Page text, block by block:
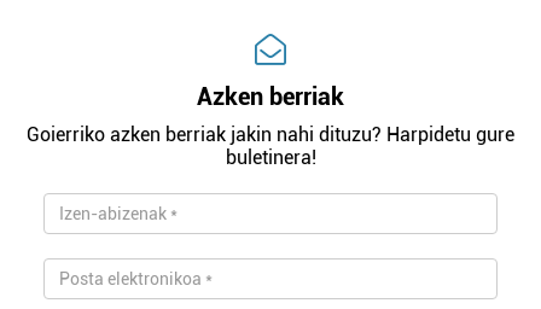
Azken berriak
Goierriko azken berriak jakin nahi dituzu? Harpidetu gure
buletinera!